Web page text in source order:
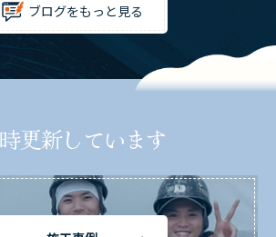
ブログをもっと見る
更新しています